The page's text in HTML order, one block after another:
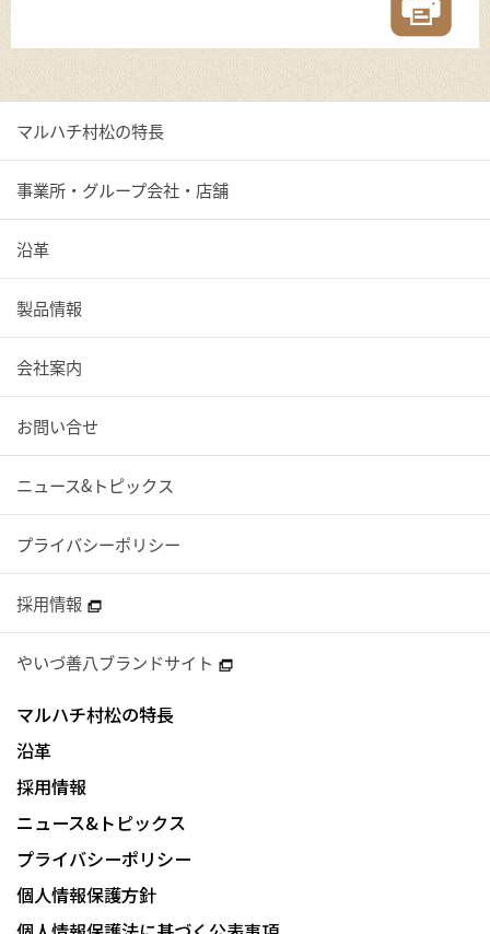
マルハチ村松の特長
事業所・グループ会社・店舗
沿革
製品情報
会社案内
お問い合せ
ニュース&トピックス
プライバシーポリシー
採用情報
やいづ善八ブランドサイト
マルハチ村松の特長
沿革
採用情報
ニュース&トピックス
プライバシーポリシー
個人情報保護方針